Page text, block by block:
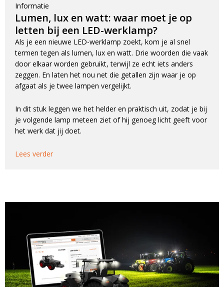
0597-234500
info@ledhandel24.nl
+31611204496
Informatie
Lumen, lux en watt: waar moet je op
letten bij een LED-werklamp?
Als je een nieuwe LED-werklamp zoekt, kom je al snel
termen tegen als lumen, lux en watt. Drie woorden die vaak
door elkaar worden gebruikt, terwijl ze echt iets anders
zeggen. En laten het nou net die getallen zijn waar je op
afgaat als je twee lampen vergelijkt.
In dit stuk leggen we het helder en praktisch uit, zodat je bij
je volgende lamp meteen ziet of hij genoeg licht geeft voor
het werk dat jij doet.
Lees verder